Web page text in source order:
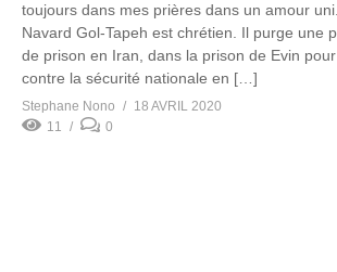
toujours dans mes prières dans un amour
Navard Gol-Tapeh est chrétien. Il purge une
de prison en Iran, dans la prison de Evin
contre la sécurité nationale en […]
Stephane Nono
18 AVRIL 2020
11
0